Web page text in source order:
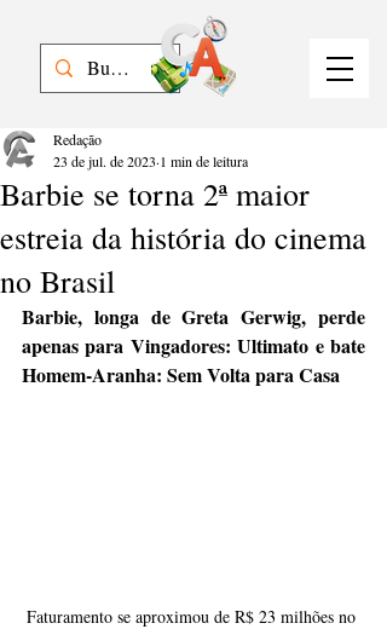
Barbie se torna 2ª maior
estreia da história do cinema
no Brasil
Redação
23 de jul. de 2023 1 min de leitura
Barbie, longa de Greta Gerwig, perde
apenas para Vingadores: Ultimato e bate
Homem-Aranha: Sem Volta para Casa
Faturamento se aproximou de R$ 23 milhões no